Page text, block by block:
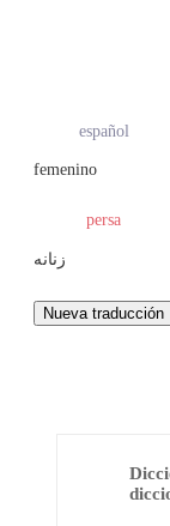
español
femenino
persa
زنانه